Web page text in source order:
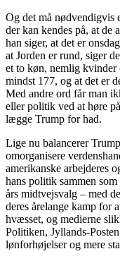
Og det må nødvendigvis
der kan kendes på, at de
han siger, at det er
at Jorden er rund, siger
et to køn, nemlig kvinder
mindst 177, og at det er
Med andre ord får man
eller politik ved at høre
lægge Trump for had.
Lige nu balancerer
omorganisere
amerikanske arbejderes
hans politik sammen
års midtvejsvalg – med
deres årelange kamp for
hvæsset, og medierne
Politiken, Jyllands-
lønforhøjelser og mere